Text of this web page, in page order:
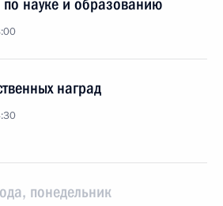
по науке и образованию
наград
понедельник